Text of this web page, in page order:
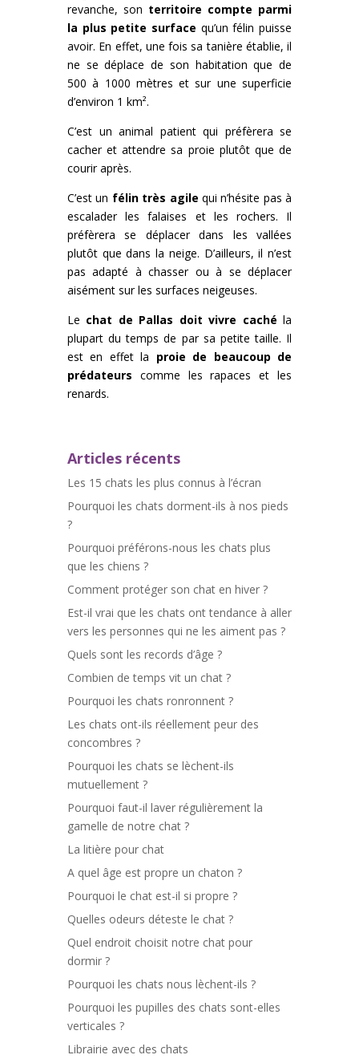
revanche, son territoire compte parmi
la plus petite surface qu’un félin puisse
avoir. En effet, une fois sa tanière établie, il
ne se déplace de son habitation que de
500 à 1000 mètres et sur une superficie
d’environ 1 km².
C’est un animal patient qui préfèrera se
cacher et attendre sa proie plutôt que de
courir après.
C’est un félin très agile qui n’hésite pas à
escalader les falaises et les rochers. Il
préfèrera se déplacer dans les vallées
plutôt que dans la neige. D’ailleurs, il n’est
pas adapté à chasser ou à se déplacer
aisément sur les surfaces neigeuses.
Le chat de Pallas doit vivre caché la
plupart du temps de par sa petite taille. Il
est en effet la proie de beaucoup de
prédateurs comme les rapaces et les
renards.
Articles récents
Les 15 chats les plus connus à l’écran
Pourquoi les chats dorment-ils à nos pieds
?
Pourquoi préférons-nous les chats plus
que les chiens ?
Comment protéger son chat en hiver ?
Est-il vrai que les chats ont tendance à aller
vers les personnes qui ne les aiment pas ?
Quels sont les records d’âge ?
Combien de temps vit un chat ?
Pourquoi les chats ronronnent ?
Les chats ont-ils réellement peur des
concombres ?
Pourquoi les chats se lèchent-ils
mutuellement ?
Pourquoi faut-il laver régulièrement la
gamelle de notre chat ?
La litière pour chat
A quel âge est propre un chaton ?
Pourquoi le chat est-il si propre ?
Quelles odeurs déteste le chat ?
Quel endroit choisit notre chat pour
dormir ?
Pourquoi les chats nous lèchent-ils ?
Pourquoi les pupilles des chats sont-elles
verticales ?
Librairie avec des chats